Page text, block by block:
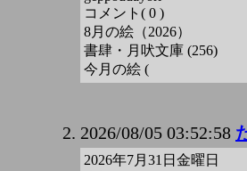
コメント( 0 )
8月の絵（2026）
書肆・月吠文庫 (256)
今月の絵 (
2026/08/05 03:52:58
2026年7月31日金曜日